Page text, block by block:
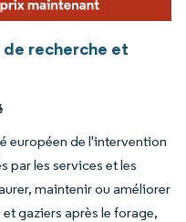
recherche et
européen de l'intervention
par les services et les
maintenir ou améliorer
gaziers après le forage,